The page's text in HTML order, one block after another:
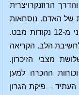
הרוזנקרויצרית
של האדם. נוסחאות
וסמלים. חשיבת הלב. הסתכלות על האני מ-12 נקודות מבט.
לחשיבת הלב. הקריאה
מצבי הזיכרון.
ההכרה למען
– פיקת הגרון